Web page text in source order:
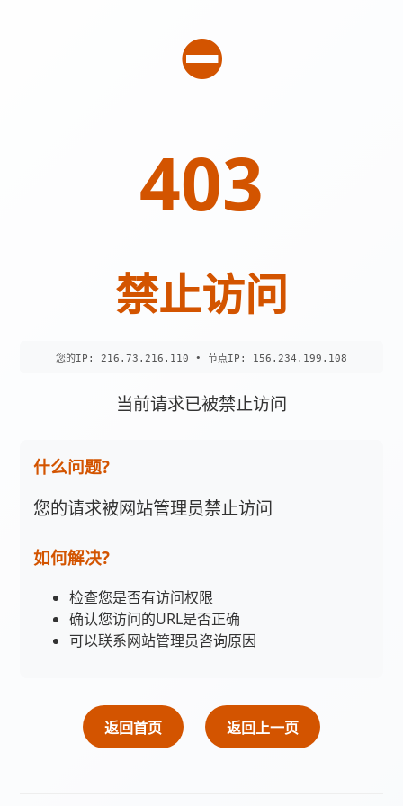
⛔
403
禁止访问
您的IP: 216.73.216.110 • 节点IP: 156.234.199.108
当前请求已被禁止访问
什么问题?
您的请求被网站管理员禁止访问
如何解决?
检查您是否有访问权限
确认您访问的URL是否正确
可以联系网站管理员咨询原因
返回首页 返回上一页